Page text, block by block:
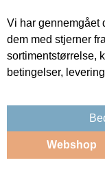
Vi har gennemgået
dem med stjerner
sortimentstørrelse,
betingelser,
Webshop